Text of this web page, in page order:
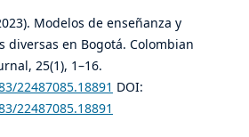
Modelos de enseñanza y
diversas en Bogotá. Colombian
25(1), 1–16.
22487085.18891 DOI:
22487085.18891